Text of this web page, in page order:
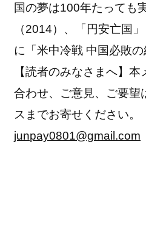
国の夢は100年たっても
（2014）、「円安亡国
に「米中冷戦 中国必敗の
【読者のみなさまへ】
合わせ、ご意見、ご要望
スまでお寄せください
junpay0801@gmail.com